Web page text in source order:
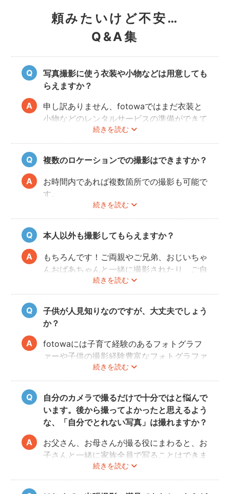
頼みたいけど不安…
Q&A集
写真撮影に使う衣装や小物などは用意しても
らえますか？
続きを読む
申し訳ありません、fotowaではまだ衣装と
小物などのレンタルサービスの準備ができて
おりませんので、お客様ご自身にご用意をお
願いしております。
複数のロケーションでの撮影はできますか？
続きを読む
お時間内であれば複数箇所での撮影も可能で
す。
事前に撮りたい場所や撮影のイメージをフォ
トグラファーさんと相談しておくと撮影もス
ムーズに行うことができますよ。
本人以外も撮影してもらえますか？
続きを読む
もちろんです！ご両親やご兄弟、おじいちゃ
んおばあちゃんと一緒に撮影されたり、ご自
宅で開くお誕生日会の様子を撮影される方も
いらっしゃいます。
子供が人見知りなのですが、大丈夫でしょう
か？
続きを読む
fotowaには子育て経験のあるフォトグラフ
ァーや子供の撮影経験豊富なフォトグラファ
ーもたくさん登録しています！ぜひ相談して
みてください。
また、フォトグラファー募集機能で人見知り
のお子様の撮影が得意なフォトグラファーを
募集してみるのもおすすめです。
自分のカメラで撮るだけで十分ではと悩んで
います。後から撮ってよかったと思えるよう
な、「自分でとれない写真」は撮れますか？
続きを読む
お父さん、お母さんが撮る役にまわると、お
子さんと一緒に家族全員で写ることはできま
せんし、プロの機材や構図ならではのクオリ
ティもあります。
10年後、20年後に見返して、撮ってよかっ